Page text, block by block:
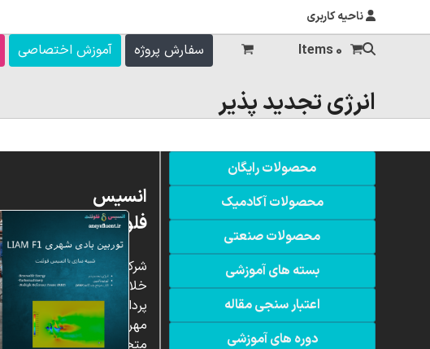
ناحیه کاربری
آموزش اختصاصی سفارش پروژه 0 Items
انرژی تجدید پذیر
محصولات رایگان
محصولات آکادمیک
محصولات صنعتی
بسته های آموزشی
اعتبار سنجی مقاله
دوره های آموزشی
انسیس
فلوئنت
شرکت
خلاق
پردازشگران
مهر،
متخصص